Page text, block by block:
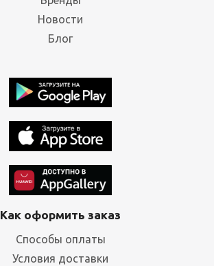
Новости
Блог
Как оформить заказ
Способы оплаты
Условия доставки